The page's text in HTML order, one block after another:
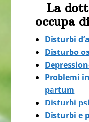
La
occupa
Disturbi
Disturbo
Problemi
partum
Disturbi
Disturbi e